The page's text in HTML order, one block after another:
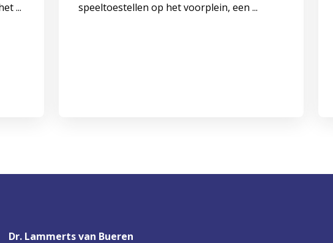
...
speeltoestellen op het voorplein, een ...
Dr. Lammerts van Bueren